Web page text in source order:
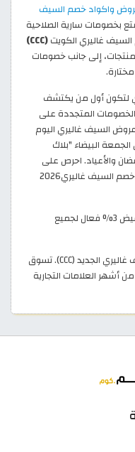
واكواد خصم السيف
بخصومات سارية الصلاحية
(CCC)
جميع المنتجات، إلى جانب خصومات
لتكون أول من يكتشف
المتجددة على
السيف غاليري اليوم
غاليري 1+1، عروض الجمعة البيضاء "بلاك
والأعياد. احرص على
الاطلاع أول بأول للوصول إلى أحدث أكواد خصم السيف غاليري2026
كوبون خصم السيف غاليري أغسطس: تخفيض 3% فعال لجميع
احصل اليوم على أقوى كوبون خصم السيف غاليري الجديد (CCC). تسوق
من أشهر العلامات التجارية